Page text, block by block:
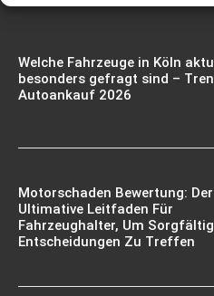
Welche Fahrzeuge in Köln
besonders gefragt sind –
Autoankauf 2026
Motorschaden Bewertung: Der
Ultimative Leitfaden Für
Fahrzeughalter, Um Sorgfältig
Entscheidungen Zu Treffen